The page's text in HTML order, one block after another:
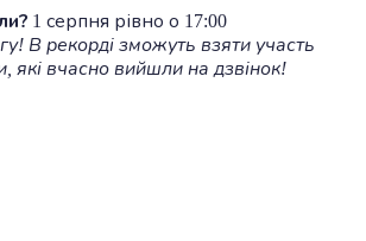
1 серпня рівно о 17:00
В рекорді зможуть взяти участь
які вчасно вийшли на дзвінок!